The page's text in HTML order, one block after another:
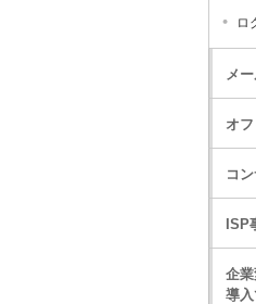
ロ
メ
オ
コ
ISP
企
導